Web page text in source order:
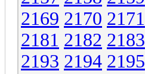
2169 2170 2171
2181 2182 2183
2193 2194 2195